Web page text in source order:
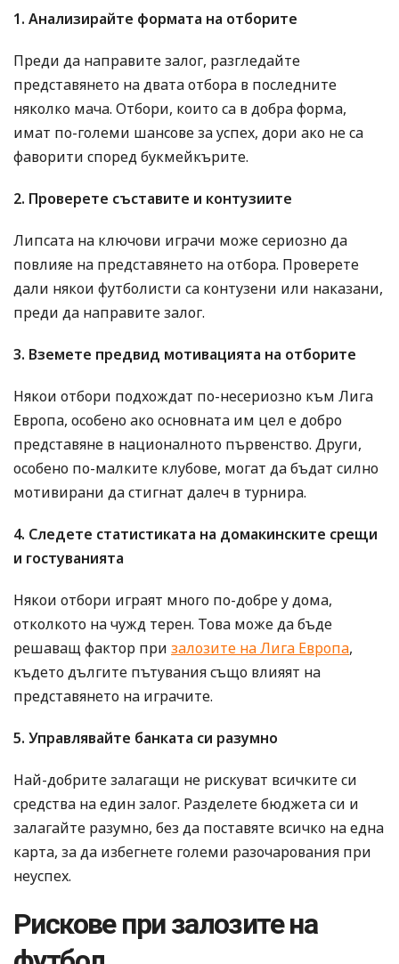
1. Анализирайте формата на отборите
Преди да направите залог, разгледайте
представянето на двата отбора в последните
няколко мача. Отбори, които са в добра форма,
имат по-големи шансове за успех, дори ако не са
фаворити според букмейкърите.
2. Проверете съставите и контузиите
Липсата на ключови играчи може сериозно да
повлияе на представянето на отбора. Проверете
дали някои футболисти са контузени или наказани,
преди да направите залог.
3. Вземете предвид мотивацията на отборите
Някои отбори подхождат по-несериозно към Лига
Европа, особено ако основната им цел е добро
представяне в националното първенство. Други,
особено по-малките клубове, могат да бъдат силно
мотивирани да стигнат далеч в турнира.
4. Следете статистиката на домакинските срещи
и гостуванията
Някои отбори играят много по-добре у дома,
отколкото на чужд терен. Това може да бъде
решаващ фактор при залозите на Лига Европа,
където дългите пътувания също влияят на
представянето на играчите.
5. Управлявайте банката си разумно
Най-добрите залагащи не рискуват всичките си
средства на един залог. Разделете бюджета си и
залагайте разумно, без да поставяте всичко на една
карта, за да избегнете големи разочарования при
неуспех.
Рискове при залозите на